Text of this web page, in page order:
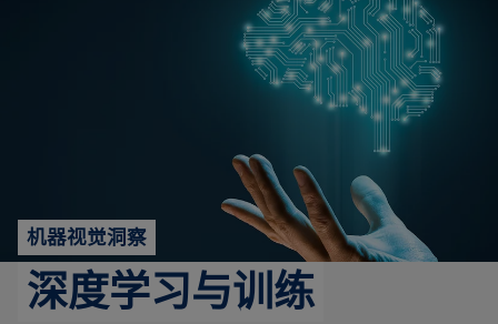
机器视觉洞察
深度学习与训练